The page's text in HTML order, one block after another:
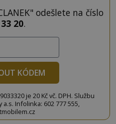
odešlete na číslo
20.
KÓDEM
je 20 Kč vč. DPH. Službu
Infolinka: 602 777 555,